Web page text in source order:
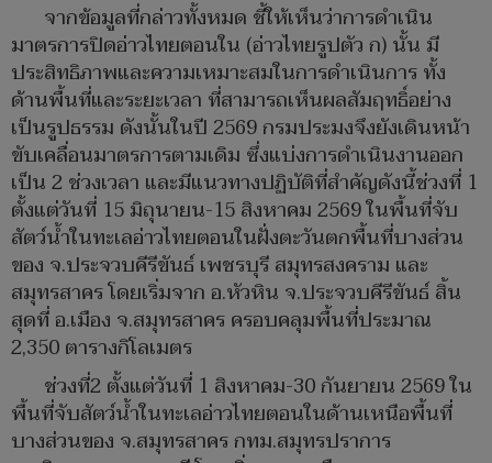
จากข้อมูลที่กล่าวทั้งหมด ชี้ให้เห็นว่าการดำเนิน
มาตรการปิดอ่าวไทยตอนใน (อ่าวไทยรูปตัว ก) นั้น มี
ประสิทธิภาพและความเหมาะสมในการดำเนินการ ทั้ง
ด้านพื้นที่และระยะเวลา ที่สามารถเห็นผลสัมฤทธิ์อย่าง
เป็นรูปธรรม ดังนั้นในปี 2569 กรมประมงจึงยังเดินหน้า
ขับเคลื่อนมาตรการตามเดิม ซึ่งแบ่งการดำเนินงานออก
เป็น 2 ช่วงเวลา และมีแนวทางปฏิบัติที่สำคัญดังนี้ช่วงที่ 1
ตั้งแต่วันที่ 15 มิถุนายน-15 สิงหาคม 2569 ในพื้นที่จับ
สัตว์น้ำในทะเลอ่าวไทยตอนในฝั่งตะวันตกพื้นที่บางส่วน
ของ จ.ประจวบคีรีขันธ์ เพชรบุรี สมุทรสงคราม และ
สมุทรสาคร โดยเริ่มจาก อ.หัวหิน จ.ประจวบคีรีขันธ์ สิ้น
สุดที่ อ.เมือง จ.สมุทรสาคร ครอบคลุมพื้นที่ประมาณ
2,350 ตารางกิโลเมตร
ช่วงที่2 ตั้งแต่วันที่ 1 สิงหาคม-30 กันยายน 2569 ใน
พื้นที่จับสัตว์น้ำในทะเลอ่าวไทยตอนในด้านเหนือพื้นที่
บางส่วนของ จ.สมุทรสาคร กทม.สมุทรปราการ